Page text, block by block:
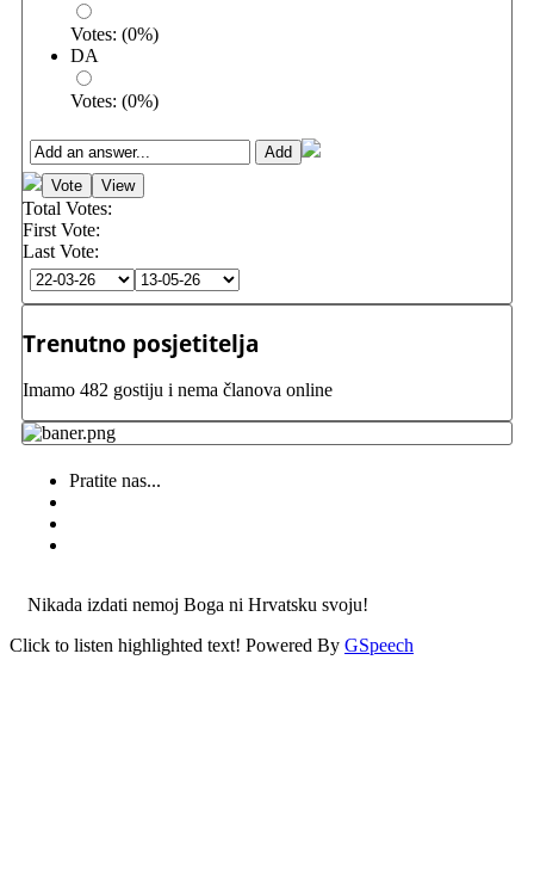
Votes: (0%)
DA
Votes: (0%)
Total Votes:
First Vote:
Last Vote:
Trenutno posjetitelja
Imamo 482 gostiju i nema članova online
Pratite nas...
Nikada izdati nemoj Boga ni Hrvatsku svoju!
Click to listen highlighted text! Powered By GSpeech